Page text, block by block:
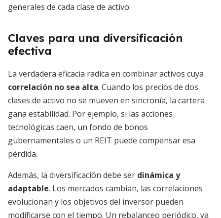
generales de cada clase de activo:
Claves para una diversificación
efectiva
La verdadera eficacia radica en combinar activos cuya
correlación no sea alta. Cuando los precios de dos
clases de activo no se mueven en sincronía, la cartera
gana estabilidad. Por ejemplo, si las acciones
tecnológicas caen, un fondo de bonos
gubernamentales o un REIT puede compensar esa
pérdida.
Además, la diversificación debe ser dinámica y
adaptable. Los mercados cambian, las correlaciones
evolucionan y los objetivos del inversor pueden
modificarse con el tiempo. Un rebalanceo periódico, ya